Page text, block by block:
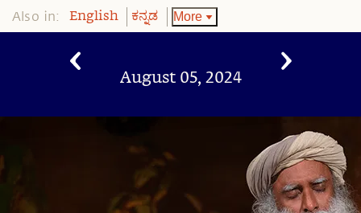
Also in: English ಕನ್ನಡ More
August 05, 2024